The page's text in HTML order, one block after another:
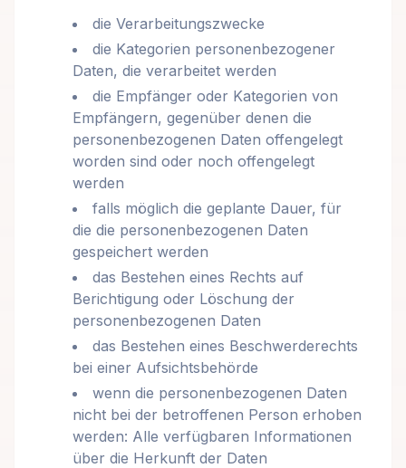
die Verarbeitungszwecke
die Kategorien personenbezogener
Daten, die verarbeitet werden
die Empfänger oder Kategorien von
Empfängern, gegenüber denen die
personenbezogenen Daten offengelegt
worden sind oder noch offengelegt
werden
falls möglich die geplante Dauer, für
die die personenbezogenen Daten
gespeichert werden
das Bestehen eines Rechts auf
Berichtigung oder Löschung der
personenbezogenen Daten
das Bestehen eines Beschwerderechts
bei einer Aufsichtsbehörde
wenn die personenbezogenen Daten
nicht bei der betroffenen Person erhoben
werden: Alle verfügbaren Informationen
über die Herkunft der Daten